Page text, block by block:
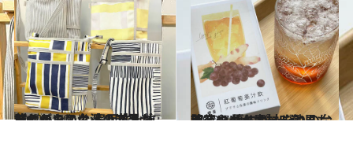
2022.5.30
昔ながらの台湾の光景がデザインに！ 実用性も抜群のテキスタイルブランド
旅＆お出かけ 2022.7.4
美容やダイエット効果も期待！ 夏にぴったりの台湾ドリンク素材5選
旅＆お出かけ